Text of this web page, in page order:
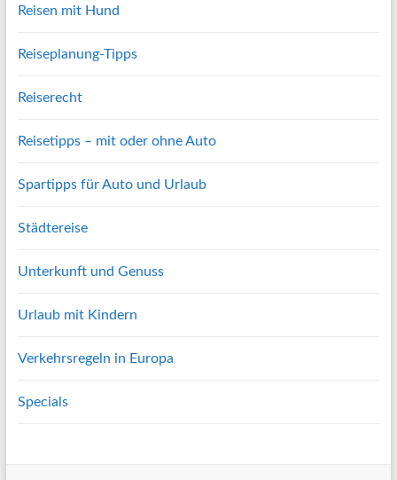
Reisen mit Hund
Reiseplanung-Tipps
Reiserecht
Reisetipps – mit oder ohne Auto
Spartipps für Auto und Urlaub
Städtereise
Unterkunft und Genuss
Urlaub mit Kindern
Verkehrsregeln in Europa
Specials